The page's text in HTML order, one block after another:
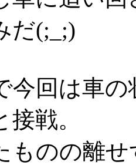
だ(;_;)
回は車の
戦。
ものの離